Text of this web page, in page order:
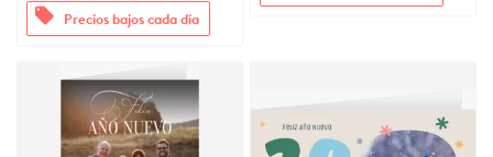
offers Precios bajos cada día